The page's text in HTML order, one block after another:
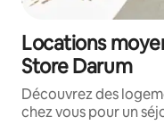
Locations
Store Darum
Découvrez des
chez vous pour un